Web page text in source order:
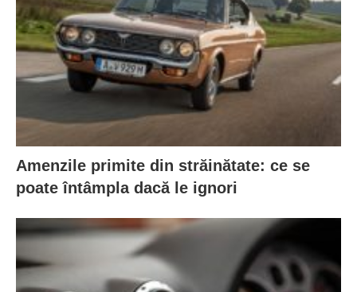
Amenzile primite din străinătate: ce se
poate întâmpla dacă le ignori